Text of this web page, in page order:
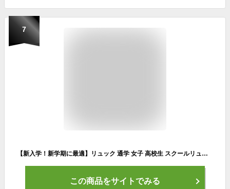
7
【新入学！新学期に最適】リュック 通学 女子 高校生 スクールリュック ボックス 大容量 撥水 防水 おしゃれ 軽い 男子 高校生 ボックスリュック 通学リュック リュックサック 中学生 大学生 35L 入学 ブラック ミント ラベンダー ピンク レディース
この商品をサイトでみる